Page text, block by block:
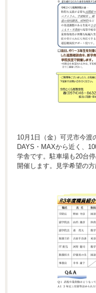
10月1日（金）可児市今渡
DAYS・MAXから近く、
学舎です。駐車場も20台
開催します。見学希望の